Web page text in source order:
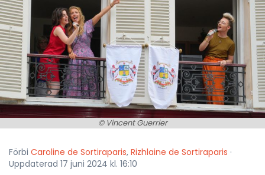
© Vincent Guerrier
Förbi Caroline de Sortiraparis, Rizhlaine de Sortiraparis ·
Uppdaterad 17 juni 2024 kl. 16:10